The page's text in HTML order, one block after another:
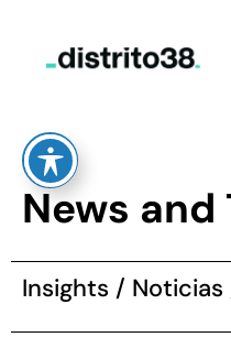
contenido
News and
Insights / Noticias